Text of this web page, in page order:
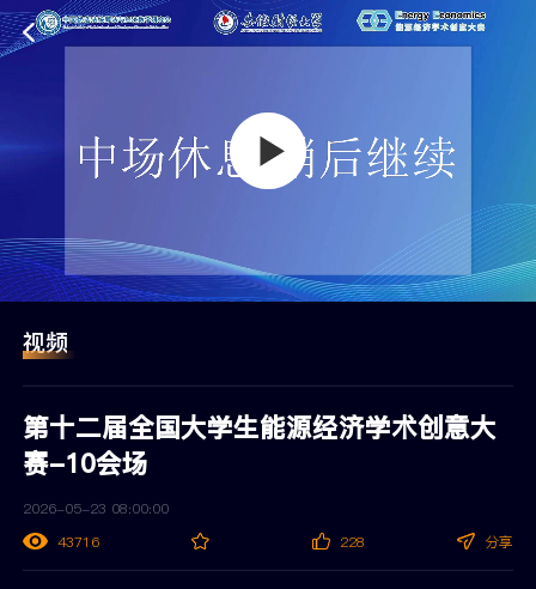
视频
第十二届全国大学生能源经济学术创意大
赛-10会场
2026-05-23 08:00:00
43716
228 分享